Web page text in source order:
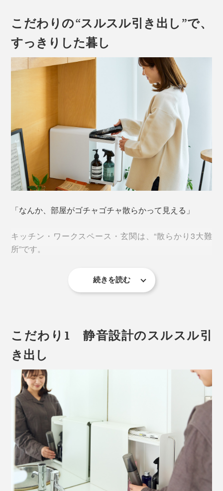
こだわりの“スルスル引き出し”で、
すっきりした暮し
「なんか、部屋がゴチャゴチャ散らかって見える」
キッチン・ワークスペース・玄関は、“散らかり3大難
所”です。
食器棚や本棚、靴箱……大型の収納スペースはあって
キッチンに置いた、茶葉やコーヒー豆、果物、パン、
薬、ハガキ。
デスクの上の書類にペン、ハサミ、郵便物、メガネ、ケ
ーブル類。
玄関に置いた車のカギ、靴クリーム、エコバッグ。
“縦型”の小物は、『UtaU（ウタウ）』の「スタンドドロ
ワー」に、まとめて収納しましょう。
続きを読む
こだわり1 静音設計のスルスル引
き出し